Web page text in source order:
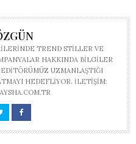
TREND STILLER VE
HAKKINDA BILGILER
UZMANLAŞTIĞI
HEDEFLIYOR. İLETIŞIM: